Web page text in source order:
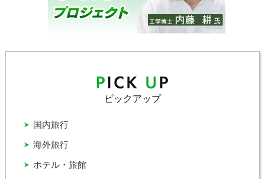
ピックアップ
ホテル・旅館
国内旅行
海外旅行